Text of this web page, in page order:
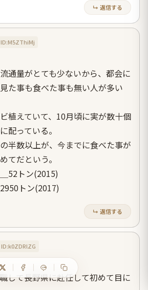
↳ 返信する
ID:M5ZThiMj
通量がとても少ないから、都会に
た事も食べた事も無い人が多い
植えていて、10月頃に実が数十個
配っている。
半数以上が、今までに食べた事が
てだという。
52トン(2015)
トン(2017)
↳ 返信する
ID:k0ZDRlZG
して長野県に赴任して初めて目に